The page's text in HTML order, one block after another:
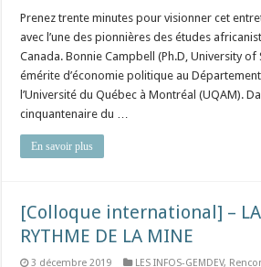
Prenez trente minutes pour visionner cet
avec l’une des pionnières des études
Canada. Bonnie Campbell (Ph.D, University
émérite d’économie politique au
l’Université du Québec à Montréal (UQAM).
cinquantenaire du …
En savoir plus
[Colloque international] – LA
RYTHME DE LA MINE
3 décembre 2019 LES INFOS-GEMDEV,